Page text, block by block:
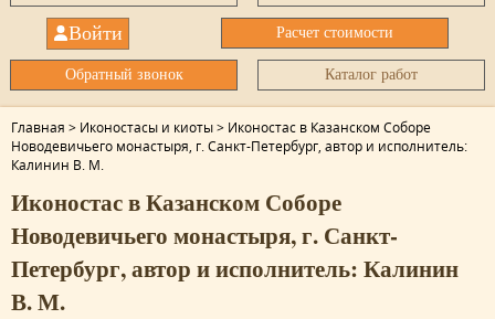
Войти Расчет стоимости
Обратный звонок Каталог работ
Главная > Иконостасы и киоты> Иконостас в Казанском Соборе
Новодевичьего монастыря, г. Санкт-Петербург, автор и исполнитель:
Калинин В. М.
Иконостас в Казанском Соборе
Новодевичьего монастыря, г. Санкт-
Петербург, автор и исполнитель: Калинин
В. М.